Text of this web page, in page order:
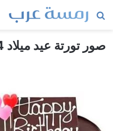
بحث
صور تورتة عيد ميلاد 14